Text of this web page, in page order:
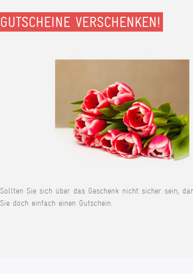
GUTSCHEINE VERSCHENKEN!
Sollten Sie sich über das Geschenk nicht sicher sein,
Sie doch einfach einen Gutschein.